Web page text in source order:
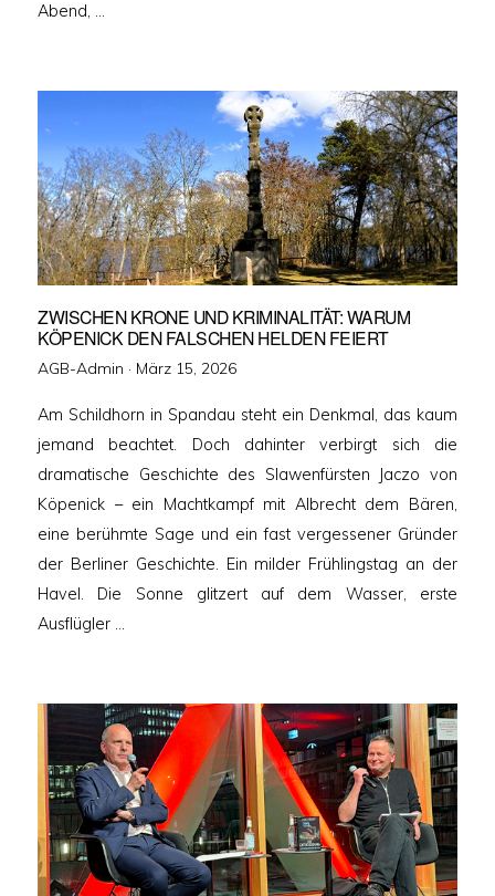
Abend, …
ZWISCHEN KRONE UND KRIMINALITÄT: WARUM
KÖPENICK DEN FALSCHEN HELDEN FEIERT
AGB-Admin · Veröffentlicht
März 15, 2026
Am Schildhorn in Spandau steht ein Denkmal, das kaum
jemand beachtet. Doch dahinter verbirgt sich die
dramatische Geschichte des Slawenfürsten Jaczo von
Köpenick – ein Machtkampf mit Albrecht dem Bären,
eine berühmte Sage und ein fast vergessener Gründer
der Berliner Geschichte. Ein milder Frühlingstag an der
Havel. Die Sonne glitzert auf dem Wasser, erste
Ausflügler …